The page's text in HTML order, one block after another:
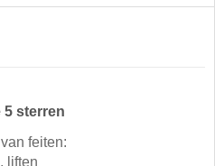
5 sterren
feiten:
liften